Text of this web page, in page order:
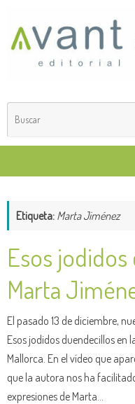
contenido
Etiqueta:Marta Jiménez
Esos
Marta
El pasado 13 de diciembre,
Esos jodidos duendecillos en
Mallorca. En el vídeo que
que la autora nos ha
expresiones de Marta…